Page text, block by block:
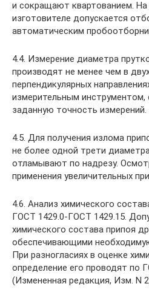
и сокращают квартованием. На
изготовителе допускается
автоматическим
4.4. Измерение диаметра
производят не менее чем в
перпендикулярных
измерительным
заданную точность измерений.
4.5. Для получения излома
не более одной трети
отламывают по надрезу.
применения увеличительных
4.6. Анализ химического
ГОСТ 1429.0-ГОСТ 1429.15.
химического состава припоя
обеспечивающими
При разногласиях в оценке
определение его проводят по
(Измененная редакция, Изм. N